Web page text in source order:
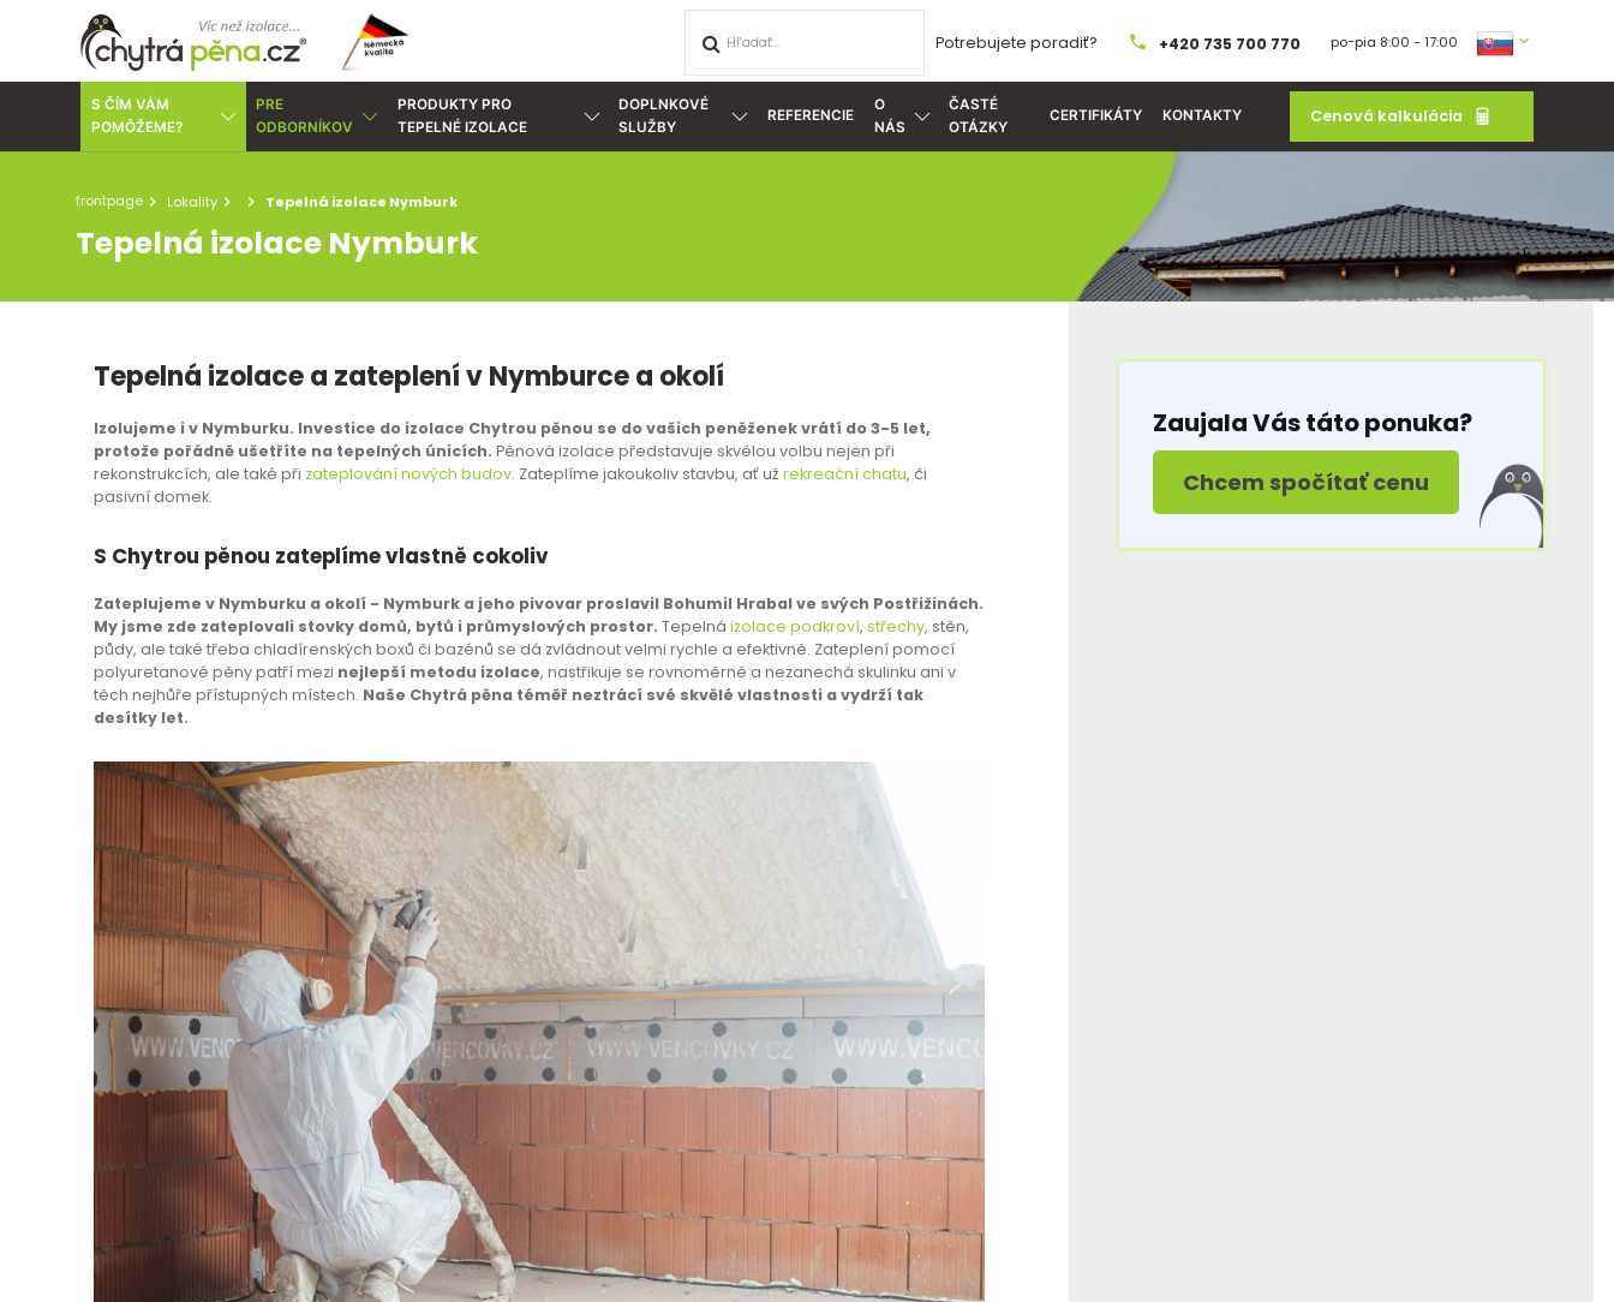
Potrebujete poradiť? +420 735 700 770 po−pia 8:00 - 17:00
S ČÍM VÁM
POMÔŽEME?
PRE
ODBORNÍKOV
PRODUKTY PRO
TEPELNÉ IZOLACE
DOPLNKOVÉ
SLUŽBY
REFERENCIE
O
NÁS
ČASTÉ
OTÁZKY
CERTIFIKÁTY KONTAKTY Cenová kalkulácia
frontpage Lokality Tepelná izolace Nymburk
Tepelná izolace Nymburk
Tepelná izolace a zateplení v Nymburce a okolí
Izolujeme i v Nymburku. Investice do izolace Chytrou pěnou se do vašich peněženek vrátí do 3-5 let,
protože pořádně ušetříte na tepelných únicích. Pěnová izolace představuje skvělou volbu nejen při
rekonstrukcích, ale také při zateplování nových budov. Zateplíme jakoukoliv stavbu, ať už rekreační chatu, či
pasivní domek.
S Chytrou pěnou zateplíme vlastně cokoliv
Zateplujeme v Nymburku a okolí - Nymburk a jeho pivovar proslavil Bohumil Hrabal ve svých Postřižinách.
My jsme zde zateplovali stovky domů, bytů i průmyslových prostor. Tepelná izolace podkroví, střechy, stěn,
půdy, ale také třeba chladírenských boxů či bazénů se dá zvládnout velmi rychle a efektivně. Zateplení pomocí
polyuretanové pěny patří mezi nejlepší metodu izolace, nastřikuje se rovnoměrně a nezanechá skulinku ani v
těch nejhůře přístupných místech. Naše Chytrá pěna téměř neztrácí své skvělé vlastnosti a vydrží tak
desítky let.
Zaujala Vás táto ponuka?
Chcem spočítať cenu